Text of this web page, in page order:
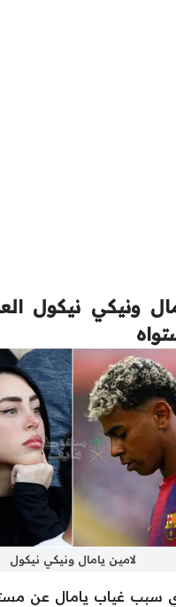
ونيكي نيكول
لامين يامال ونيكي نيكول
سبب غياب يامال عن